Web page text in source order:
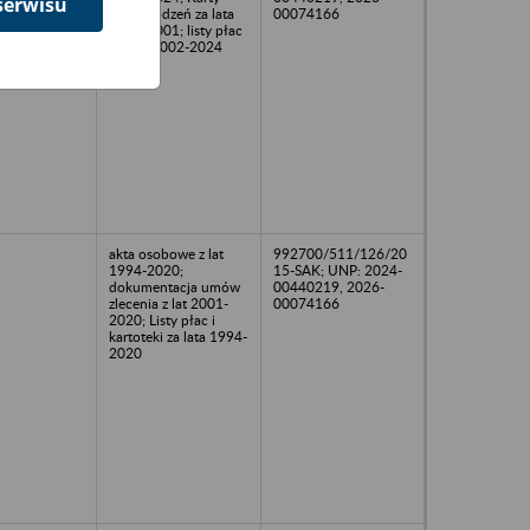
wynagrodzeń za lata
1999-2001; listy płac
za lata 2002-2024
00074166
akta osobowe z lat
1994-2020;
dokumentacja umów
zlecenia z lat 2001-
2020; Listy płac i
kartoteki za lata 1994-
2020
992700/511/126/20
15-SAK; UNP: 2024-
00440219, 2026-
00074166